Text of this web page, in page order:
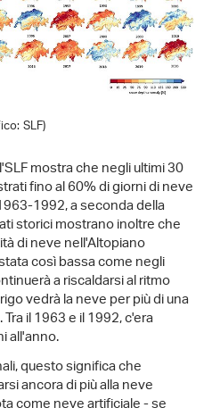
SLF)
mostra che negli ultimi 30
fino al 60% di giorni di neve
1992, a seconda della
storici mostrano inoltre che
di neve nell'Altopiano
così bassa come negli
a riscaldarsi al ritmo
vedrà la neve per più di una
il 1963 e il 1992, c'era
all'anno.
questo significa che
ancora di più alla neve
come neve artificiale - se